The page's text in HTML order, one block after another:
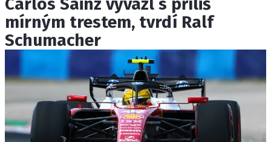
mírným trestem, tvrdí Ralf
Schumacher